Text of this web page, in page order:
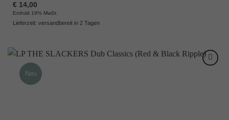
€14,00
Enthält 19% MwSt.
Lieferzeit: versandbereit in 2 Tagen
Neu